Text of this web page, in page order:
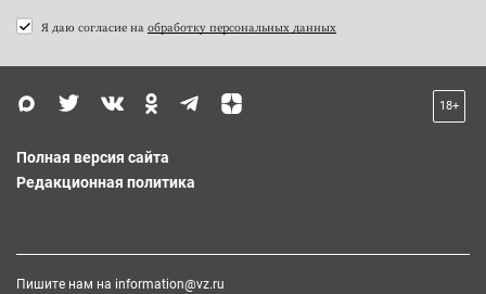
Я даю согласие на обработку персональных данных
18+
Полная версия сайта
Редакционная политика
Пишите нам на information@vz.ru